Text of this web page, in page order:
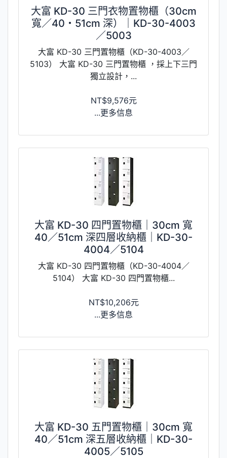
大富 KD-30 三門衣物置物櫃（30cm
寬／40・51cm 深）｜KD-30-4003
／5003
大富 KD-30 三門置物櫃（KD-30-4003／
5103） 大富 KD-30 三門置物櫃 ，採上下三門
獨立設計，...
NT$9,576元
...更多信息
大富 KD-30 四門置物櫃｜30cm 寬
40／51cm 深四層收納櫃｜KD-30-
4004／5104
大富 KD-30 四門置物櫃（KD-30-4004／
5104） 大富 KD-30 四門置物櫃...
NT$10,206元
...更多信息
大富 KD-30 五門置物櫃｜30cm 寬
40／51cm 深五層收納櫃｜KD-30-
4005／5105